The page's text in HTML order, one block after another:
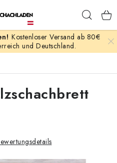
Kostenloser Versand ab 80€
und Deutschland.